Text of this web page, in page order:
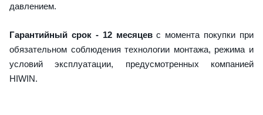
давлением.
Гарантийный срок - 12 месяцевс момента покупки при
обязательном соблюдения технологии монтажа, режима и
условий эксплуатации, предусмотренных компанией
HIWIN.